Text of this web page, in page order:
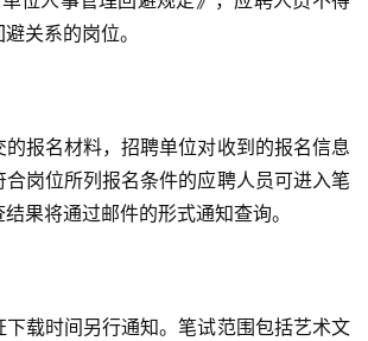
关系的岗位。
报名材料，招聘单位对收到的报名信息
岗位所列报名条件的应聘人员可进入笔
果将通过邮件的形式通知查询。
载时间另行通知。笔试范围包括艺术文